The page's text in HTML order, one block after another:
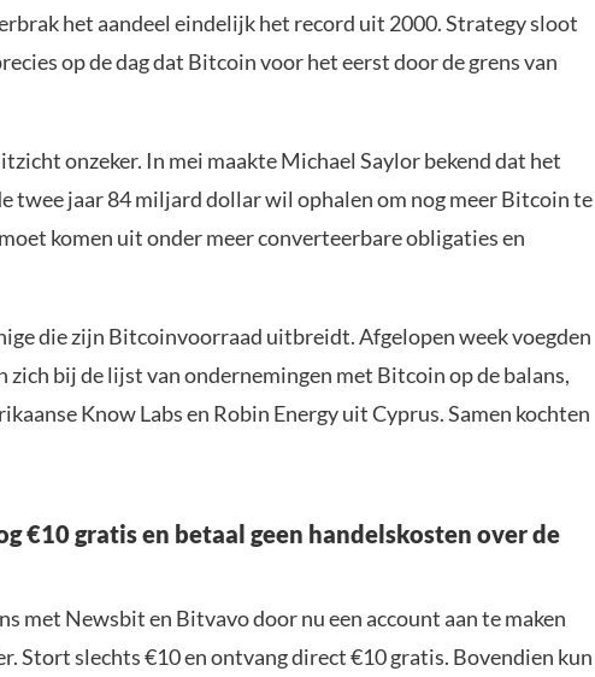
het aandeel eindelijk het record uit 2000. Strategy sloot
op de dag dat Bitcoin voor het eerst door de grens van
onzeker. In mei maakte Michael Saylor bekend dat het
twee jaar 84 miljard dollar wil ophalen om nog meer Bitcoin te
komen uit onder meer converteerbare obligaties en
die zijn Bitcoinvoorraad uitbreidt. Afgelopen week voegden
zich bij de lijst van ondernemingen met Bitcoin op de balans,
Know Labs en Robin Energy uit Cyprus. Samen kochten
€10 gratis en betaal geen handelskosten over de
met Newsbit en Bitvavo door nu een account aan te maken
Stort slechts €10 en ontvang direct €10 gratis. Bovendien kun